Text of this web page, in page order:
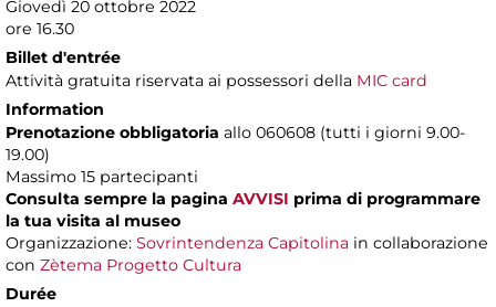
Giovedì 20 ottobre 2022
ore 16.30
Billet d'entrée
Attività gratuita riservata ai possessori della MIC card
Information
Prenotazione obbligatoria allo 060608 (tutti i giorni 9.00-
19.00)
Massimo 15 partecipanti
Consulta sempre la pagina AVVISI prima di programmare
la tua visita al museo
Organizzazione: Sovrintendenza Capitolina in collaborazione
con Zètema Progetto Cultura
Durée